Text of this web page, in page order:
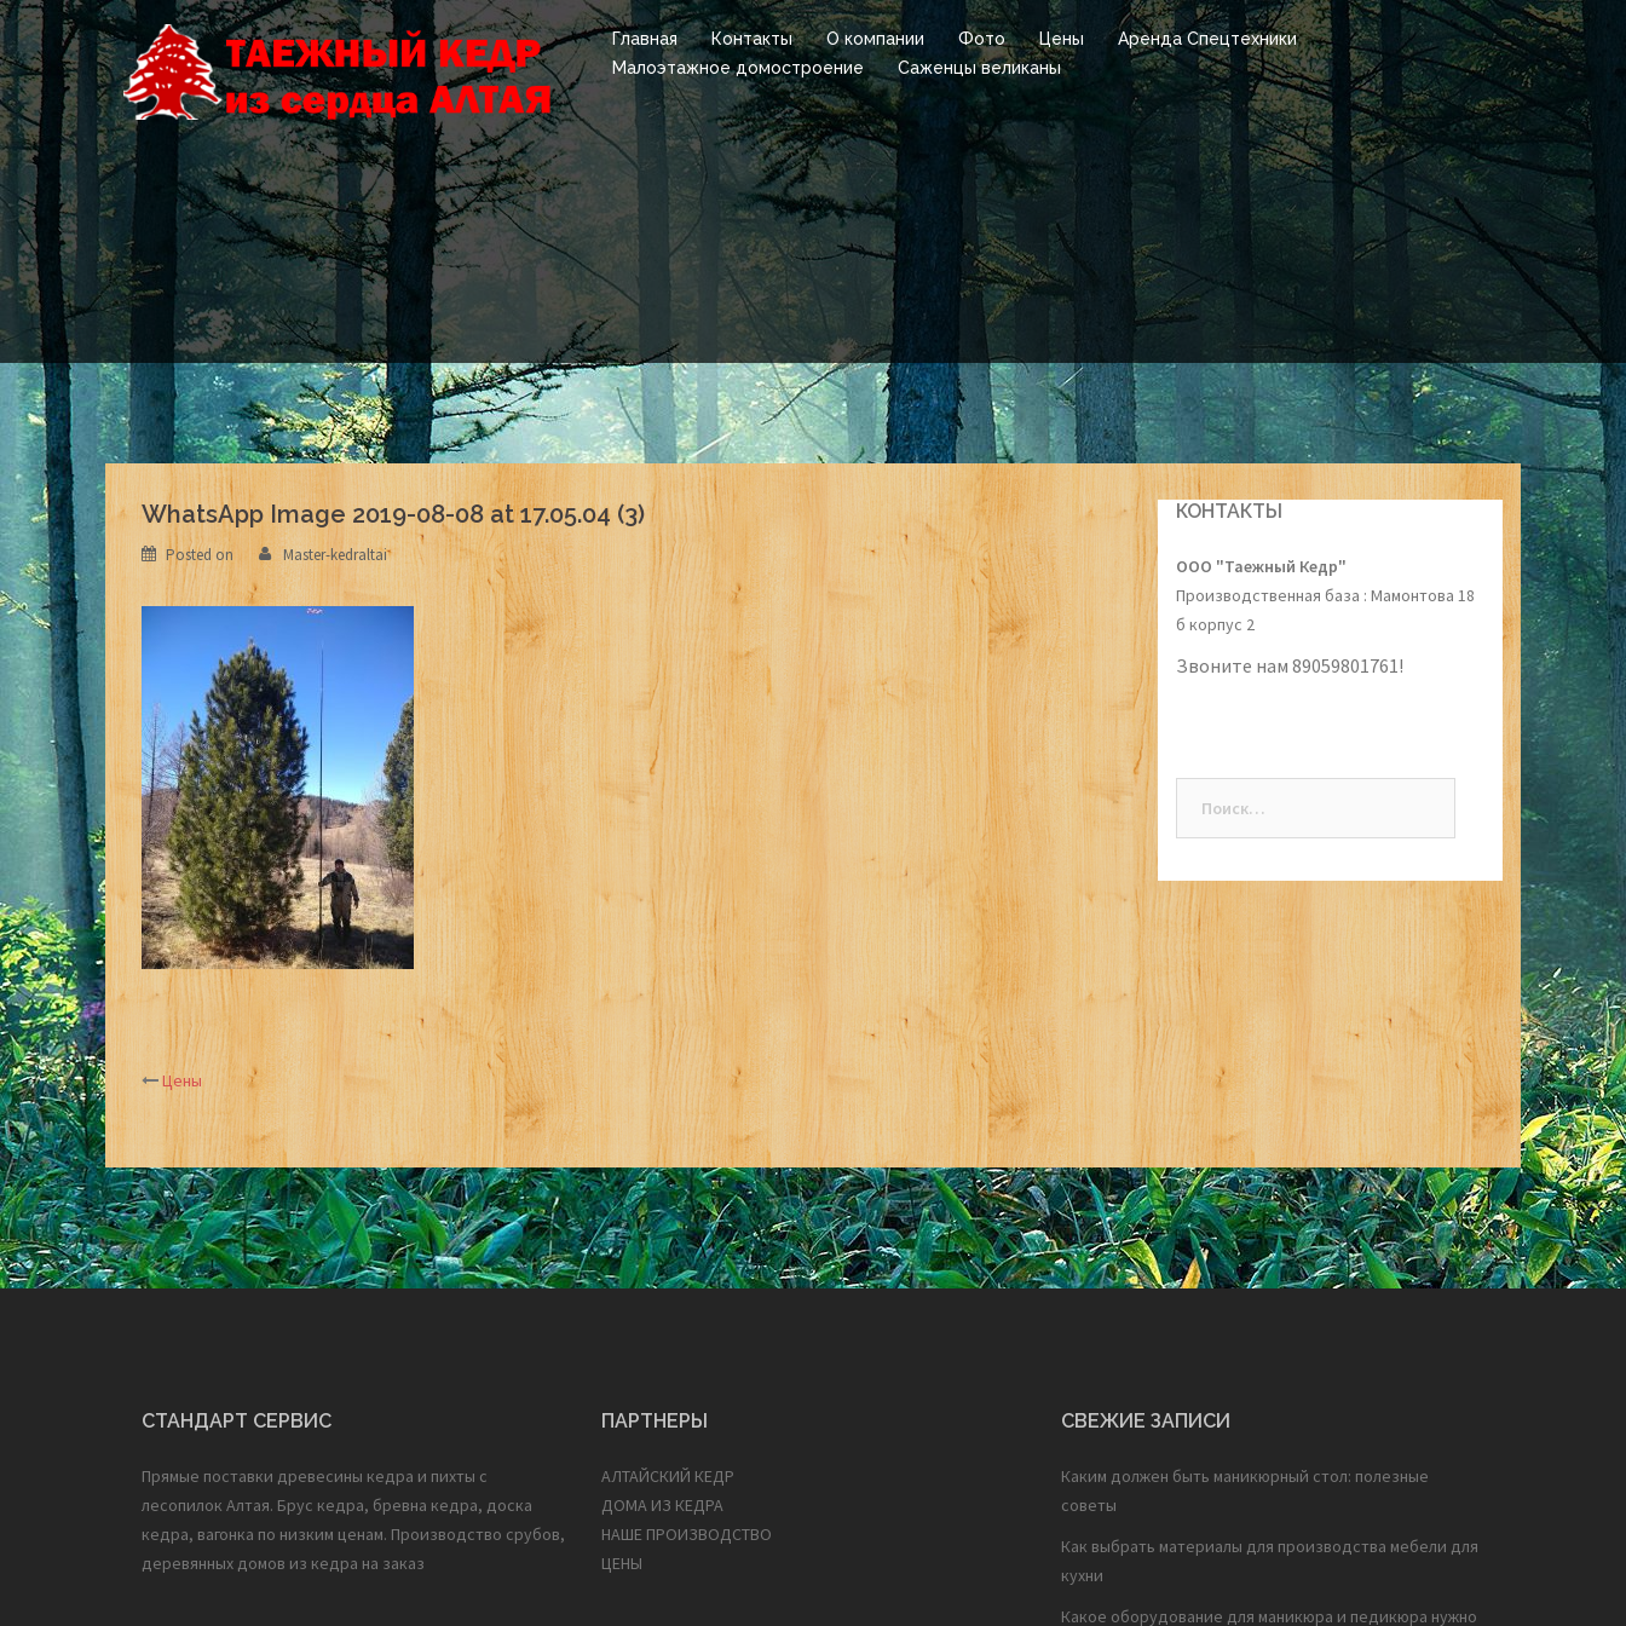
Skip
to
content
Главная Контакты О компании Фото Цены
Аренда Спецтехники
Малоэтажное домостроение
Саженцы великаны
WhatsApp Image 2019-08-08 at 17.05.04 (3)
Posted on Master-kedraltai
Post
navigation
Цены
КОНТАКТЫ
ООО "Таежный Кедр"
Производственная база : Мамонтова 18
б корпус 2
Звоните нам 89059801761!
СТАНДАРТ СЕРВИС
Прямые поставки древесины кедра и пихты с
лесопилок Алтая. Брус кедра, бревна кедра, доска
кедра, вагонка по низким ценам. Производство срубов,
деревянных домов из кедра на заказ
ПАРТНЕРЫ
АЛТАЙСКИЙ КЕДР
ДОМА ИЗ КЕДРА
НАШЕ ПРОИЗВОДСТВО
ЦЕНЫ
СВЕЖИЕ ЗАПИСИ
Каким должен быть маникюрный стол: полезные
советы
Как выбрать материалы для производства мебели для
кухни
Какое оборудование для маникюра и педикюра нужно